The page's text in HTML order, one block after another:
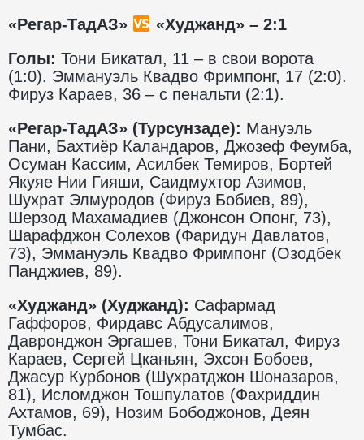
«Регар-ТадАЗ»
«Худжанд» – 2:1
Голы: Тони Бикатал, 11 – в свои ворота
(1:0). Эммануэль Квадво Фримпонг, 17 (2:0).
Фируз Караев, 36 – с пенальти (2:1).
«Регар-ТадАЗ» (Турсунзаде): Мануэль
Пани, Бахтиёр Каландаров, Джозеф Феумба,
Осуман Кассим, Асилбек Темиров, Бортей
Якуяе Нии Гияши, Саидмухтор Азимов,
Шухрат Элмуродов (Фируз Бобиев, 89),
Шерзод Махамадиев (Джонсон Опонг, 73),
Шарафджон Солехов (Фаридун Давлатов,
73), Эммануэль Квадво Фримпонг (Озодбек
Панджиев, 89).
«Худжанд» (Худжанд): Сафармад
Гаффоров, Фирдавс Абдусалимов,
Давронджон Эргашев, Тони Бикатал, Фируз
Караев, Сергей Цканьян, Эхсон Бобоев,
Джасур Курбонов (Шухратджон Шоназаров,
81), Исломджон Тошпулатов (Фахриддин
Ахтамов, 69), Нозим Бободжонов, Деян
Тумбас.